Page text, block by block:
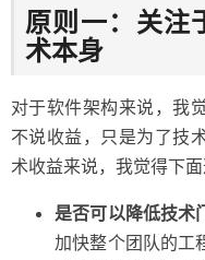
原则一：关注
术本身
对于软件架构来说，我
不说收益，只是为了技
术收益来说，我觉得下
是否可以降低技术
加快整个团队的工